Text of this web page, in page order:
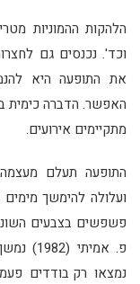
הלהקות ההמוניות
וכד'. נכנסים גם
את התופעה היא
האפשר. הדברה כימית
מתקיימים אירועים.
התופעה תעלם
פשפשים בצבעים
פ.
נמצאו רק בודדים